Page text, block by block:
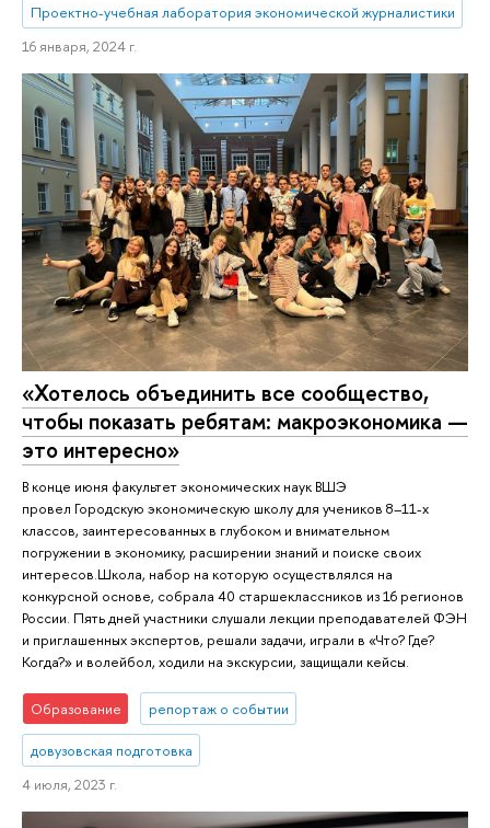
Проектно-учебная лаборатория экономической журналистики
16 января, 2024 г.
«Хотелось объединить все сообщество,
чтобы показать ребятам: макроэкономика —
это интересно»
В конце июня факультет экономических наук ВШЭ
провел Городскую экономическую школу для учеников 8–11-х
классов, заинтересованных в глубоком и внимательном
погружении в экономику, расширении знаний и поиске своих
интересов.Школа, набор на которую осуществлялся на
конкурсной основе, собрала 40 старшеклассников из 16 регионов
России. Пять дней участники слушали лекции преподавателей ФЭН
и приглашенных экспертов, решали задачи, играли в «Что? Где?
Когда?» и волейбол, ходили на экскурсии, защищали кейсы.
Образование репортаж о событии
довузовская подготовка
4 июля, 2023 г.